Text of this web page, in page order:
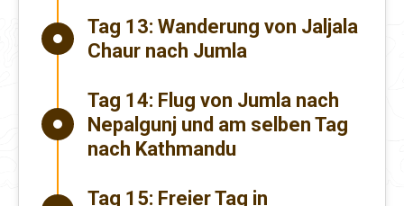
Tag 13: Wanderung von Jaljala
Chaur nach Jumla
Tag 14: Flug von Jumla nach
Nepalgunj und am selben Tag
nach Kathmandu
Tag 15: Freier Tag in